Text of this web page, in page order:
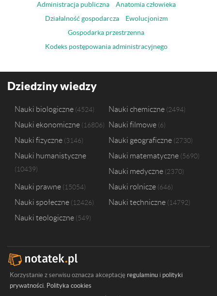
Administracja publiczna
Anatomia człowieka
Działalność gospodarcza
Ewolucjonizm
Gospodarka przestrzenna
Kodeks postępowania administracyjnego
Dziedziny wiedzy
Nauki biologiczne 4524 Nauki chemiczne 2494
Nauki ekonomiczne 16806 Nauki filmowe 6
Nauki fizyczne 3146 Nauki geograficzne 2730
Nauki humanistyczne
10439
Nauki matematyczne 5690
Nauki medyczne 2370
Nauki prawne 15054 Nauki rolnicze 646
Nauki społeczne 12426 Nauki techniczne 14792
Nauki teologiczne 549
Korzystanie z serwisu oznacza akceptację regulaminu i polityki
prywatności. Polityka cookies